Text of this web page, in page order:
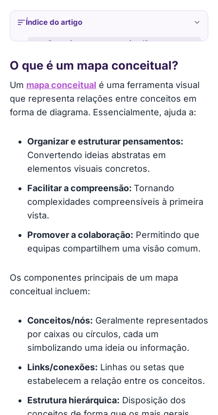
Índice do artigo
O que é um mapa conceitual?
Benefícios dos mapas conceituais para
Implementação eficaz de mapas conceituais
Adoção de mapas conceituais: desafios e
soluções
O que é um mapa conceitual?
Um mapa conceitual é uma ferramenta visual
que representa relações entre conceitos em
forma de diagrama. Essencialmente, ajuda a:
Organizar e estruturar pensamentos:
Convertendo ideias abstratas em
elementos visuais concretos.
Facilitar a compreensão: Tornando
complexidades compreensíveis à primeira
vista.
Promover a colaboração: Permitindo que
equipas compartilhem uma visão comum.
Os componentes principais de um mapa
conceitual incluem:
Conceitos/nós: Geralmente representados
por caixas ou círculos, cada um
simbolizando uma ideia ou informação.
Links/conexões: Linhas ou setas que
estabelecem a relação entre os conceitos.
Estrutura hierárquica: Disposição dos